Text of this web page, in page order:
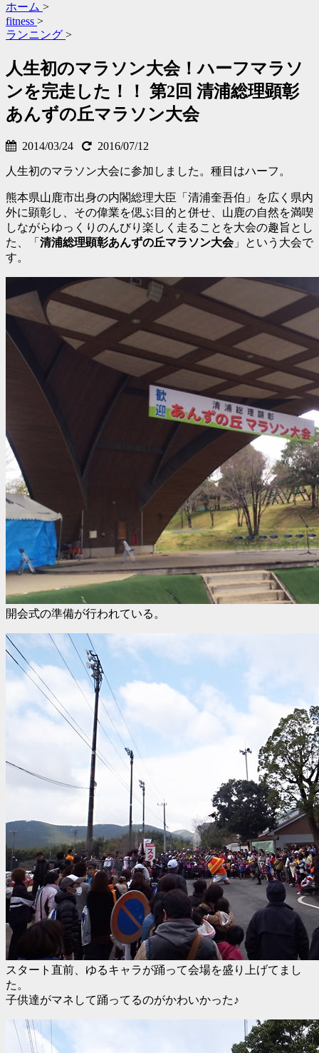
ホーム >
fitness >
ランニング >
人生初のマラソン大会！ハーフマラソ
ンを完走した！！ 第2回 清浦総理顕彰
あんずの丘マラソン大会
2014/03/24 2016/07/12
人生初のマラソン大会に参加しました。種目はハーフ。
熊本県山鹿市出身の内閣総理大臣「清浦奎吾伯」を広く県内
外に顕彰し、その偉業を偲ぶ目的と併せ、山鹿の自然を満喫
しながらゆっくりのんびり楽しく走ることを大会の趣旨とし
た、「 清浦総理顕彰あんずの丘マラソン大会」という大会で
す。
開会式の準備が行われている。
スタート直前、ゆるキャラが踊って会場を盛り上げてまし
た。
子供達がマネして踊ってるのがかわいかった♪